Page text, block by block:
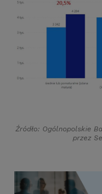
Źródło: Ogólnopolskie
przez